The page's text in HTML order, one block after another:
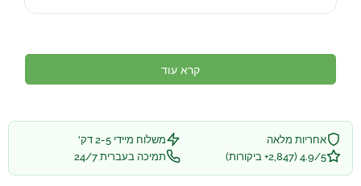
קרא עוד
אחריות מלאה
משלוח מיידי 2-5 דק'
4.9/5 (2,847+ ביקורות)
תמיכה בעברית 24/7